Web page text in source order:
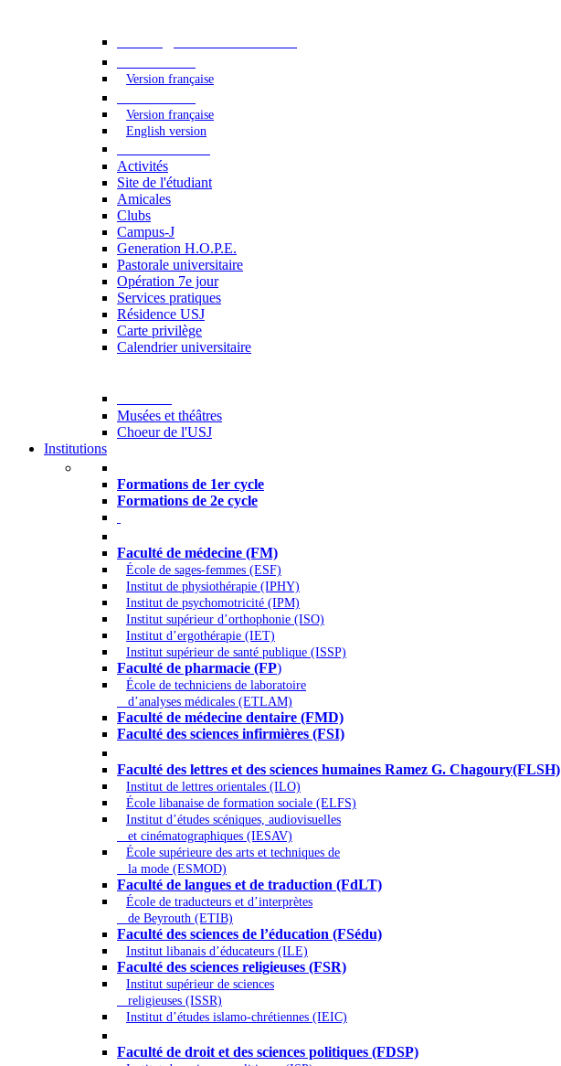
Version française
Version française
English version
Activités
Site de l'étudiant
Amicales
Clubs
Campus-J
Generation H.O.P.E.
Pastorale universitaire
Opération 7e jour
Services pratiques
Résidence USJ
Carte privilège
Calendrier universitaire
Musées et théâtres
Choeur de l'USJ
Institutions
Formations de 1er cycle
Formations de 2e cycle
Faculté de médecine (FM)
École de sages-femmes (ESF)
Institut de physiothérapie (IPHY)
Institut de psychomotricité (IPM)
Institut supérieur d’orthophonie (ISO)
Institut d’ergothérapie (IET)
Institut supérieur de santé publique (ISSP)
Faculté de pharmacie (FP)
École de techniciens de laboratoire
d’analyses médicales (ETLAM)
Faculté de médecine dentaire (FMD)
Faculté des sciences infirmières (FSI)
Faculté des lettres et des sciences humaines Ramez G. Chagoury(FLSH)
Institut de lettres orientales (ILO)
École libanaise de formation sociale (ELFS)
Institut d’études scéniques, audiovisuelles
et cinématographiques (IESAV)
École supérieure des arts et techniques de
la mode (ESMOD)
Faculté de langues et de traduction (FdLT)
École de traducteurs et d’interprètes
de Beyrouth (ETIB)
Faculté des sciences de l’éducation (FSédu)
Institut libanais d’éducateurs (ILE)
Faculté des sciences religieuses (FSR)
Institut supérieur de sciences
religieuses (ISSR)
Institut d’études islamo-chrétiennes (IEIC)
Faculté de droit et des sciences politiques (FDSP)